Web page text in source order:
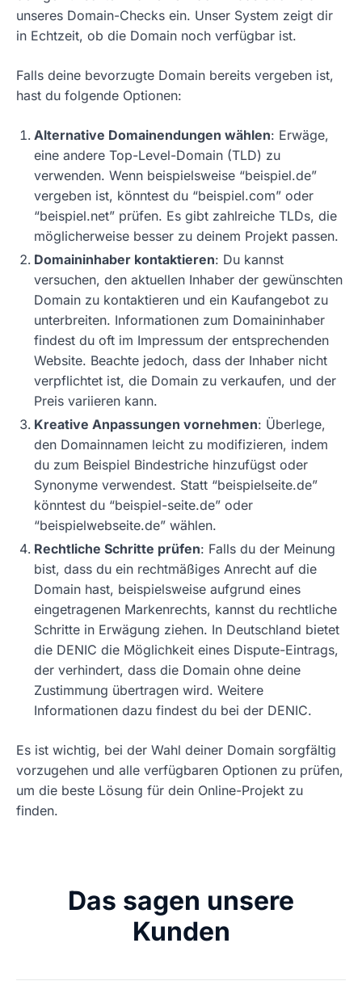
unseres Domain-Checks ein. Unser System zeigt dir
in Echtzeit, ob die Domain noch verfügbar ist.
Falls deine bevorzugte Domain bereits vergeben ist,
hast du folgende Optionen:
Alternative Domainendungen wählen: Erwäge,
eine andere Top-Level-Domain (TLD) zu
verwenden. Wenn beispielsweise “beispiel.de”
vergeben ist, könntest du “beispiel.com” oder
“beispiel.net” prüfen. Es gibt zahlreiche TLDs, die
möglicherweise besser zu deinem Projekt passen.
Domaininhaber kontaktieren: Du kannst
versuchen, den aktuellen Inhaber der gewünschten
Domain zu kontaktieren und ein Kaufangebot zu
unterbreiten. Informationen zum Domaininhaber
findest du oft im Impressum der entsprechenden
Website. Beachte jedoch, dass der Inhaber nicht
verpflichtet ist, die Domain zu verkaufen, und der
Preis variieren kann.
Kreative Anpassungen vornehmen: Überlege,
den Domainnamen leicht zu modifizieren, indem
du zum Beispiel Bindestriche hinzufügst oder
Synonyme verwendest. Statt “beispielseite.de”
könntest du “beispiel-seite.de” oder
“beispielwebseite.de” wählen.
Rechtliche Schritte prüfen: Falls du der Meinung
bist, dass du ein rechtmäßiges Anrecht auf die
Domain hast, beispielsweise aufgrund eines
eingetragenen Markenrechts, kannst du rechtliche
Schritte in Erwägung ziehen. In Deutschland bietet
die DENIC die Möglichkeit eines Dispute-Eintrags,
der verhindert, dass die Domain ohne deine
Zustimmung übertragen wird. Weitere
Informationen dazu findest du bei der DENIC.
Es ist wichtig, bei der Wahl deiner Domain sorgfältig
vorzugehen und alle verfügbaren Optionen zu prüfen,
um die beste Lösung für dein Online-Projekt zu
finden.
Das sagen unsere
Kunden